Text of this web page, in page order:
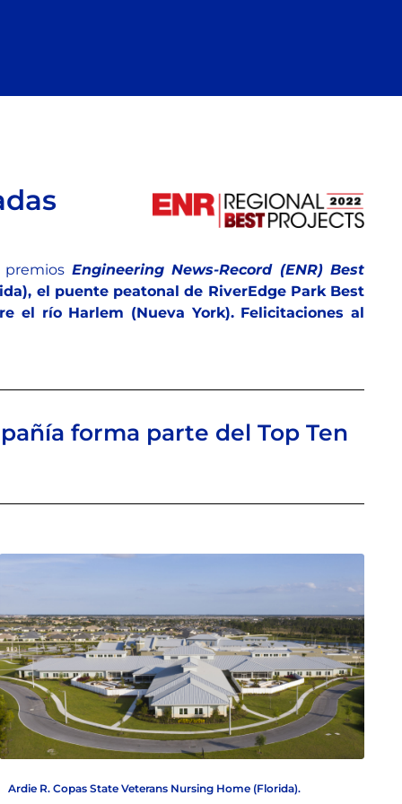
premios Engineering News-Record (ENR) Best
el puente peatonal de RiverEdge Park Best
el río Harlem (Nueva York). Felicitaciones al
forma parte del Top Ten
Ardie R. Copas State Veterans Nursing Home (Florida).